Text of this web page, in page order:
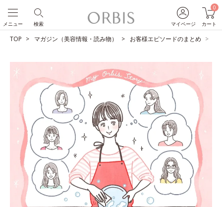
マイページ
0
カート
検索
メニュー
TOP マガジン（美容情報・読み物） お客様エピソードのまとめ